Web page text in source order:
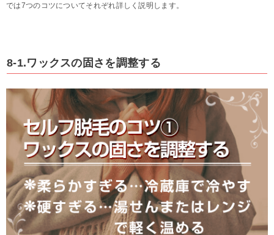
では7つのコツについてそれぞれ詳しく説明します。
8-1.ワックスの固さを調整する